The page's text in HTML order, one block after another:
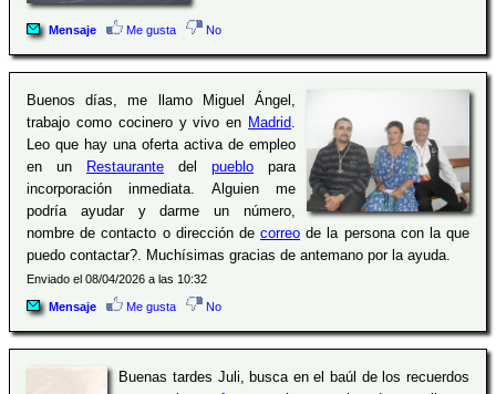
Mensaje Me gusta No
Buenos días, me llamo Miguel Ángel,
trabajo como cocinero y vivo en Madrid.
Leo que hay una oferta activa de empleo
en un
Restaurante delpueblo para
incorporación inmediata. Alguien me
podría ayudar y darme un número,
nombre de contacto o dirección de correo de la persona con la que
puedo contactar?. Muchísimas gracias de antemano por la ayuda.
Enviado el 08/04/2026 a las 10:32
Mensaje Me gusta No
Buenas tardes Juli, busca en el baúl de los recuerdos